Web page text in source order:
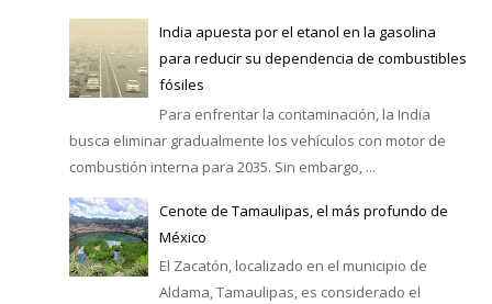
India apuesta por el etanol en la gasolina
para reducir su dependencia de combustibles
fósiles
Para enfrentar la contaminación, la India
busca eliminar gradualmente los vehículos con motor de
combustión interna para 2035. Sin embargo, ...
Cenote de Tamaulipas, el más profundo de
México
El Zacatón, localizado en el municipio de
Aldama, Tamaulipas, es considerado el